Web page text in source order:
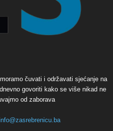
čuvati i održavati sjećanje na
govoriti kako se više nikad ne
od zaborava